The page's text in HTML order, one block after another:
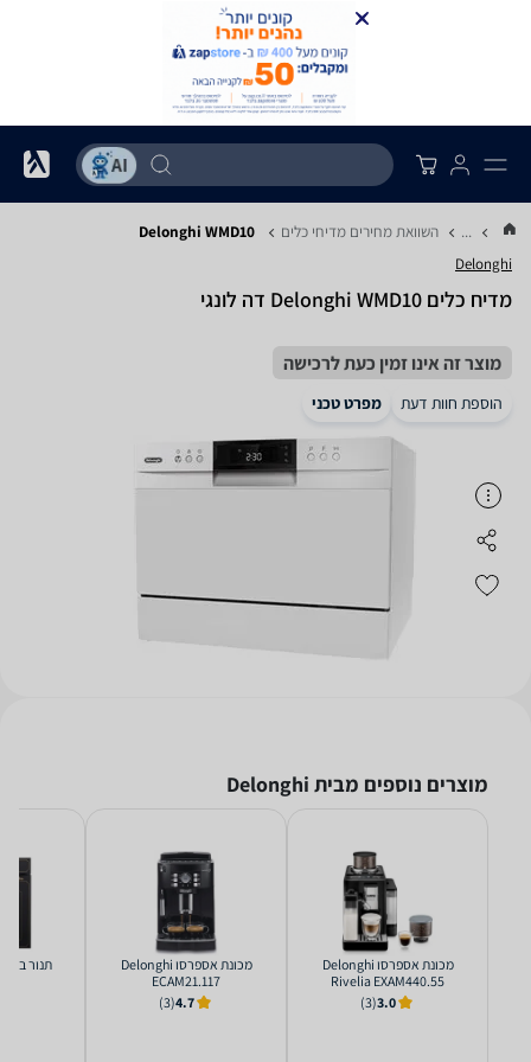
... השוואת מחירים מדיחי כלים Delonghi WMD10
Delonghi
מדיח כלים Delonghi WMD10 דה לונגי
מוצר זה אינו זמין כעת לרכישה
הוספת חוות דעת מפרט טכני
מוצרים נוספים מבית Delonghi
‏מכונת אספרסו Delonghi
Rivelia EXAM440.55
3.0
(3)
‏מכונת אספרסו Delonghi
ECAM21.117
4.7
(3)
‏תנור בנוי Delonghi CM9L